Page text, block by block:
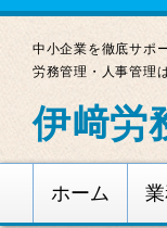
中小企業を徹底サポ
労務管理・人事管理
伊﨑労
ホーム